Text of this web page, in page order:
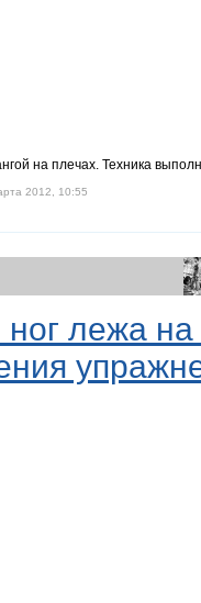
на плечах. Техника
2012, 10:55
лежа на